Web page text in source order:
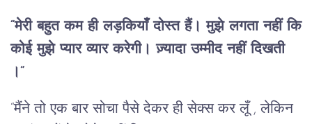
“मेरी बहुत कम ही लड़कियाँ दोस्त हैं। मुझे लगता नहीं कि
कोई मुझे प्यार व्यार करेगी। ज़्यादा उम्मीद नहीं दिखती
।”
“मैंने तो एक बार सोचा पैसे देकर ही सेक्स कर लूँ , लेकिन